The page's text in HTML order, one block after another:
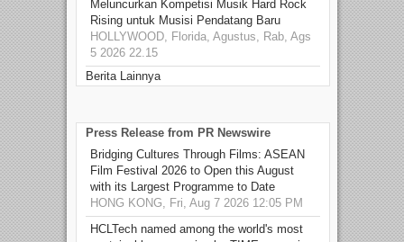
Meluncurkan Kompetisi Musik Hard Rock
Rising untuk Musisi Pendatang Baru
HOLLYWOOD, Florida, Agustus, Rab, Ags
5 2026 22.15
Berita Lainnya
Press Release from PR Newswire
Bridging Cultures Through Films: ASEAN
Film Festival 2026 to Open this August
with its Largest Programme to Date
HONG KONG, Fri, Aug 7 2026 12:05 PM
HCLTech named among the world's most